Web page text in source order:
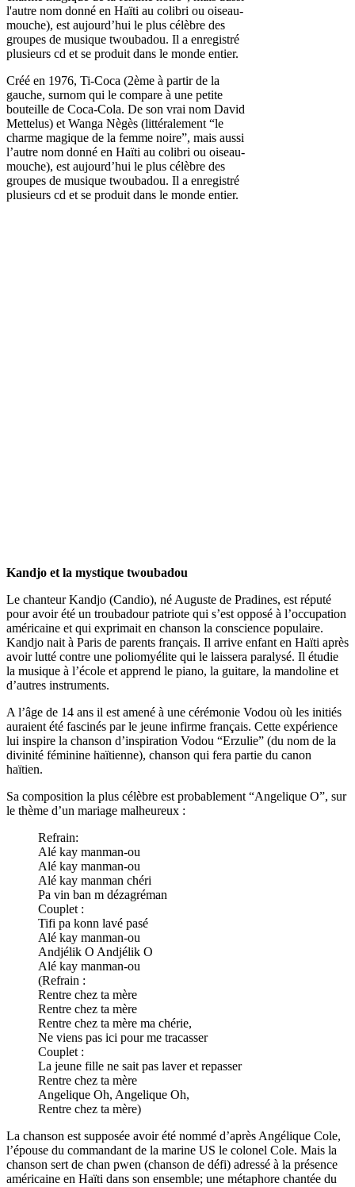
Créé en 1976, Ti-Coca (2ème à partir de la
gauche, surnom qui le compare à une petite
bouteille de Coca-Cola. De son vrai nom David
Mettelus) et Wanga Nègès (littéralement “le
charme magique de la femme noire”, mais aussi
l’autre nom donné en Haïti au colibri ou oiseau-
mouche), est aujourd’hui le plus célèbre des
groupes de musique twoubadou. Il a enregistré
plusieurs cd et se produit dans le monde entier.
Kandjo et la mystique twoubadou
Le chanteur Kandjo (Candio), né Auguste de Pradines, est réputé
pour avoir été un troubadour patriote qui s’est opposé à l’occupation
américaine et qui exprimait en chanson la conscience populaire.
Kandjo nait à Paris de parents français. Il arrive enfant en Haïti après
avoir lutté contre une poliomyélite qui le laissera paralysé. Il étudie
la musique à l’école et apprend le piano, la guitare, la mandoline et
d’autres instruments.
A l’âge de 14 ans il est amené à une cérémonie Vodou où les initiés
auraient été fascinés par le jeune infirme français. Cette expérience
lui inspire la chanson d’inspiration Vodou “Erzulie” (du nom de la
divinité féminine haïtienne), chanson qui fera partie du canon
haïtien.
Sa composition la plus célèbre est probablement “Angelique O”, sur
le thème d’un mariage malheureux :
Refrain:
Alé kay manman-ou
Alé kay manman-ou
Alé kay manman chéri
Pa vin ban m dézagréman
Couplet :
Tifi pa konn lavé pasé
Alé kay manman-ou
Andjélik O Andjélik O
Alé kay manman-ou
(Refrain :
Rentre chez ta mère
Rentre chez ta mère
Rentre chez ta mère ma chérie,
Ne viens pas ici pour me tracasser
Couplet :
La jeune fille ne sait pas laver et repasser
Rentre chez ta mère
Angelique Oh, Angelique Oh,
Rentre chez ta mère)
La chanson est supposée avoir été nommé d’après Angélique Cole,
l’épouse du commandant de la marine US le colonel Cole. Mais la
chanson sert de chan pwen (chanson de défi) adressé à la présence
américaine en Haïti dans son ensemble; une métaphore chantée du